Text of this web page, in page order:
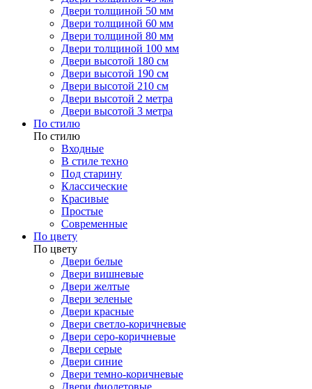
Двери толщиной 50 мм
Двери толщиной 60 мм
Двери толщиной 80 мм
Двери толщиной 100 мм
Двери высотой 180 см
Двери высотой 190 см
Двери высотой 210 см
Двери высотой 2 метра
Двери высотой 3 метра
По стилю
По стилю
Входные
В стиле техно
Под старину
Классические
Красивые
Простые
Современные
По цвету
По цвету
Двери белые
Двери вишневые
Двери желтые
Двери зеленые
Двери красные
Двери светло-коричневые
Двери серо-коричневые
Двери серые
Двери синие
Двери темно-коричневые